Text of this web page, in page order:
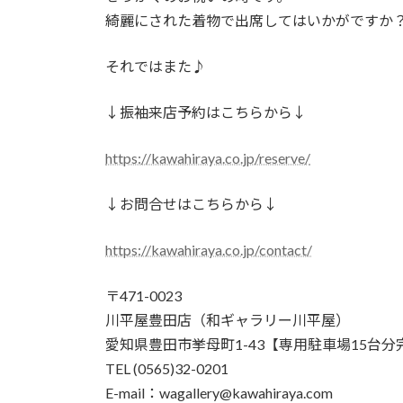
綺麗にされた着物で出席してはいかがですか？
それではまた♪
↓振袖来店予約はこちらから↓
https://kawahiraya.co.jp/reserve/
↓お問合せはこちらから↓
https://kawahiraya.co.jp/contact/
〒471-0023
川平屋豊田店（和ギャラリー川平屋）
愛知県豊田市挙母町1-43【専用駐車場15台分
TEL (0565)32-0201
E-mail：wagallery@kawahiraya.com